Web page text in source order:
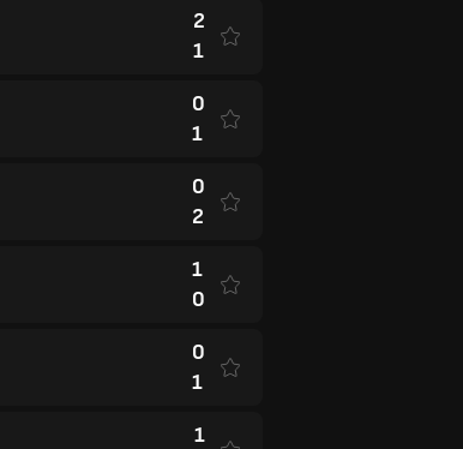
2
1
0
1
0
2
1
0
0
1
1